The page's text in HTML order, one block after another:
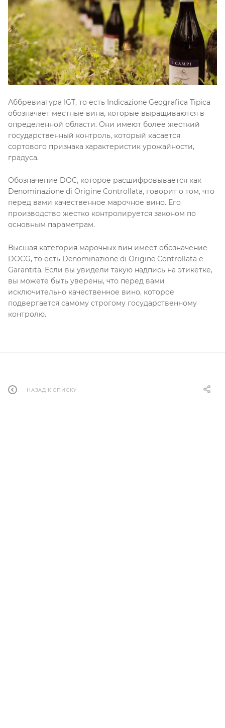
Аббревиатура IGT, то есть Indicazione Geografica Tipica
обозначает местные вина, которые выращиваются в
определенной области. Они имеют более жесткий
государственный контроль, который касается
сортового признака характеристик урожайности,
градуса.
Обозначение DOC, которое расшифровывается как
Denominazione di Origine Controllata, говорит о том, что
перед вами качественное марочное вино. Его
производство жестко контролируется законом по
основным параметрам.
Высшая категория марочных вин имеет обозначение
DOCG, то есть Denominazione di Origine Controllata e
Garantita. Если вы увидели такую надпись на этикетке,
вы можете быть уверены, что перед вами
исключительно качественное вино, которое
подвергается самому строгому государственному
контролю.
НАЗАД К СПИСКУ